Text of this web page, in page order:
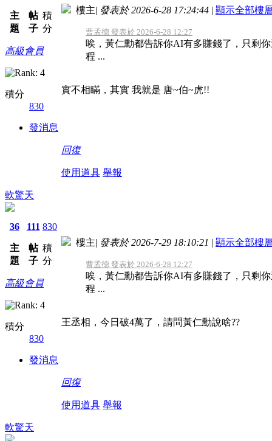
主
題
帖
子
積
分
高級會員
積分
830
發消息
樓主| 發表於 2026-6-28 17:24:44 | 顯示全部樓
曹孟德 發表於 2026-6-28 12:27
唉，黃仁勳都告訴你AI有多賺錢了，只剩
程 ...
實不相瞞，其實 我就是 唐~伯~虎!!
回復
使用道具 舉報
軟驚天
36
主
題
111
帖
子
830
積
分
高級會員
積分
830
發消息
樓主| 發表於 2026-7-29 18:10:21 | 顯示全部樓
曹孟德 發表於 2026-6-28 12:27
唉，黃仁勳都告訴你AI有多賺錢了，只剩
程 ...
王丞相，今日破4萬了，請問黃仁勳說啥??
回復
使用道具 舉報
軟驚天